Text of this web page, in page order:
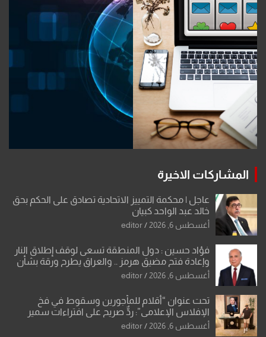
المشاركات الاخيرة
عاجل | محكمة التمييز الاتحادية تصادق على الحكم بحق
خالد عبد الواحد كبيان
أغسطس 6, 2026 editor
فؤاد حسين : دول المنطقة تسعى لوقف إطلاق النار
وإعادة فتح مضيق هرمز .. والعراق يطرح ورقة بشأن
تحولات القدس
أغسطس 6, 2026 editor
تحت عنوان “أقلام للمأجورين وسقوط في فخ
الإفلاس الإعلامي”: ردٌّ صريح على افتراءات سمير
الشكرجي
أغسطس 6, 2026 editor